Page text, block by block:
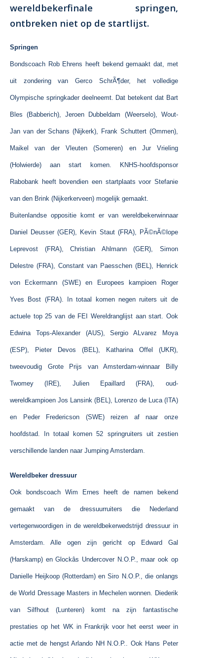
wereldbekerfinale springen,
ontbreken niet op de startlijst.
Springen
Bondscoach Rob Ehrens heeft bekend gemaakt dat, met
uit zondering van Gerco SchrÃ¶der, het volledige
Olympische springkader deelneemt. Dat betekent dat Bart
Bles (Babberich), Jeroen Dubbeldam (Weerselo), Wout-
Jan van der Schans (Nijkerk), Frank Schuttert (Ommen),
Maikel van der Vleuten (Someren) en Jur Vrieling
(Holwierde) aan start komen. KNHS-hoofdsponsor
Rabobank heeft bovendien een startplaats voor Stefanie
van den Brink (Nijkerkerveen) mogelijk gemaakt.
Buitenlandse oppositie komt er van wereldbekerwinnaar
Daniel Deusser (GER), Kevin Staut (FRA), PÃ©nÃ©lope
Leprevost (FRA), Christian Ahlmann (GER), Simon
Delestre (FRA), Constant van Paesschen (BEL), Henrick
von Eckermann (SWE) en Europees kampioen Roger
Yves Bost (FRA). In totaal komen negen ruiters uit de
actuele top 25 van de FEI Wereldranglijst aan start. Ook
Edwina Tops-Alexander (AUS), Sergio ALvarez Moya
(ESP), Pieter Devos (BEL), Katharina Offel (UKR),
tweevoudig Grote Prijs van Amsterdam-winnaar Billy
Twomey (IRE), Julien Epaillard (FRA), oud-
wereldkampioen Jos Lansink (BEL), Lorenzo de Luca (ITA)
en Peder Fredericson (SWE) reizen af naar onze
hoofdstad. In totaal komen 52 springruiters uit zestien
verschillende landen naar Jumping Amsterdam.
Wereldbeker dressuur
Ook bondscoach Wim Ernes heeft de namen bekend
gemaakt van de dressuurruiters die Nederland
vertegenwoordigen in de wereldbekerwedstrijd dressuur in
Amsterdam. Alle ogen zijn gericht op Edward Gal
(Harskamp) en Glockâs Undercover N.O.P., maar ook op
Danielle Heijkoop (Rotterdam) en Siro N.O.P., die onlangs
de World Dressage Masters in Mechelen wonnen. Diederik
van Silfhout (Lunteren) komt na zijn fantastische
prestaties op het WK in Frankrijk voor het eerst weer in
actie met de hengst Arlando NH N.O.P.. Ook Hans Peter